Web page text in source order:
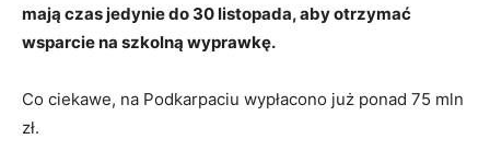
mają czas jedynie do 30 listopada, aby otrzymać
wsparcie na szkolną wyprawkę.
Co ciekawe, na Podkarpaciu wypłacono już ponad 75 mln
zł.